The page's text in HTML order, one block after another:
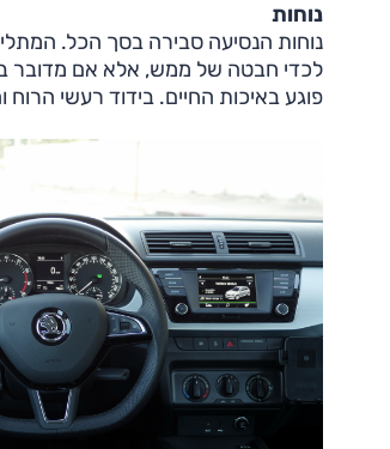
נוחות
נוחות הנסיעה סבירה בסך הכל.
לכדי חבטה של ממש, אלא אם מדובר
פוגע באיכות החיים. בידוד רעשי הרוח והמנוע